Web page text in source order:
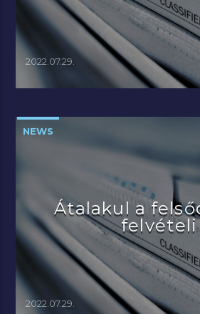
2022.07.29.
NEWS
Átalakul a
felvételi
2022.07.29.